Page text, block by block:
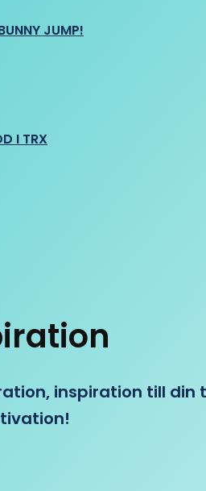
JUMP!
I TRX
inspiration till